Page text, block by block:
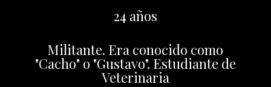
24 años
Militante. Era conocido como
"Cacho" o "Gustavo". Estudiante de
Veterinaria